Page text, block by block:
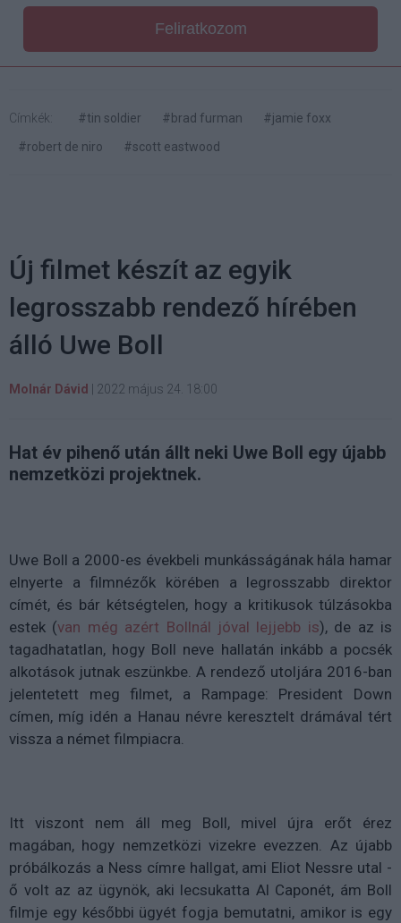
Feliratkozom
Címkék: #tin soldier #brad furman
#jamie foxx
#robert de niro
#scott eastwood
Új filmet készít az egyik
legrosszabb rendező hírében
álló Uwe Boll
Molnár Dávid 2022 május 24. 18:00
Hat év pihenő után állt neki Uwe Boll egy újabb
nemzetközi projektnek.
Uwe Boll a 2000-es évekbeli munkásságának hála hamar
elnyerte a filmnézők körében a legrosszabb direktor
címét, és bár kétségtelen, hogy a kritikusok túlzásokba
estek (van még azért Bollnál jóval lejjebb is), de az is
tagadhatatlan, hogy Boll neve hallatán inkább a pocsék
alkotások jutnak eszünkbe. A rendező utoljára 2016-ban
jelentetett meg filmet, a Rampage: President Down
címen, míg idén a Hanau névre keresztelt drámával tért
vissza a német filmpiacra.
Itt viszont nem áll meg Boll, mivel újra erőt érez
magában, hogy nemzetközi vizekre evezzen. Az újabb
próbálkozás a Ness címre hallgat, ami Eliot Nessre utal -
ő volt az az ügynök, aki lecsukatta Al Caponét, ám Boll
filmje egy későbbi ügyét fogja bemutatni, amikor is egy